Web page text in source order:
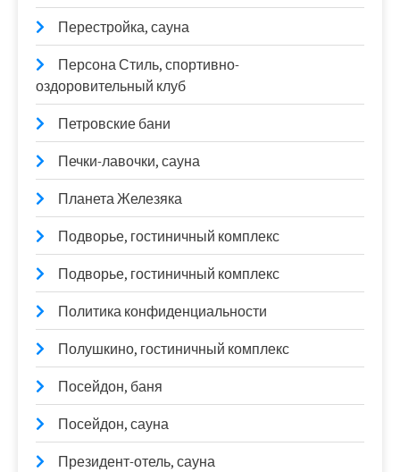
Перестройка, сауна
Персона Стиль, спортивно-
оздоровительный клуб
Петровские бани
Печки-лавочки, сауна
Планета Железяка
Подворье, гостиничный комплекс
Подворье, гостиничный комплекс
Политика конфиденциальности
Полушкино, гостиничный комплекс
Посейдон, баня
Посейдон, сауна
Президент-отель, сауна